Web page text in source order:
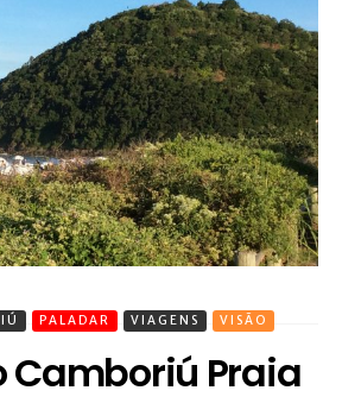
PALADAR VIAGENS VISÃO
Camboriú Praia